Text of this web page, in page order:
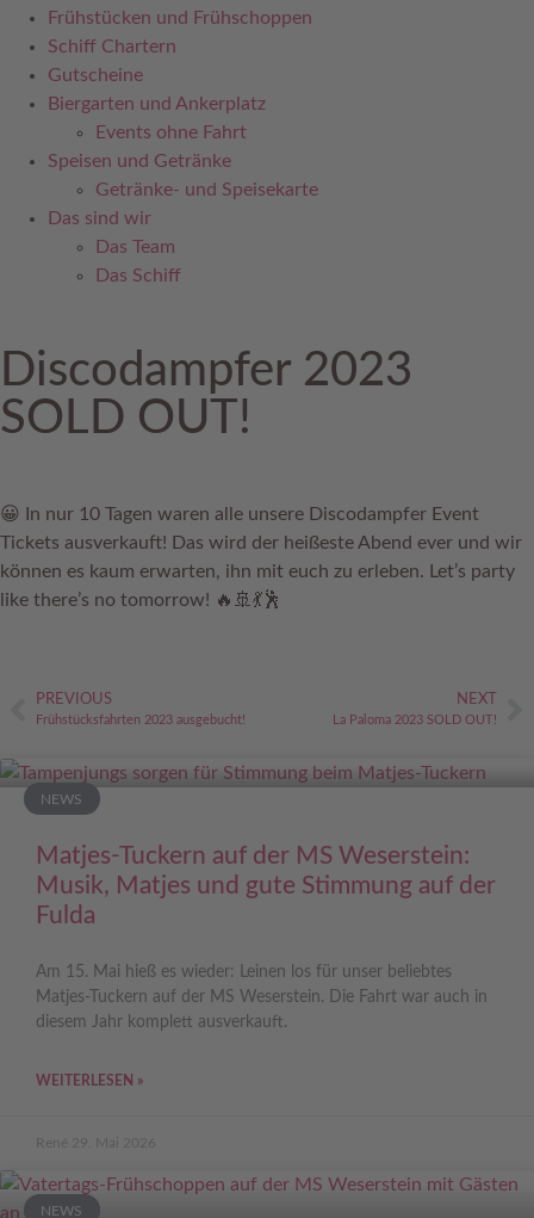
Frühstücken und Frühschoppen
Schiff Chartern
Gutscheine
Biergarten und Ankerplatz
Events ohne Fahrt
Speisen und Getränke
Getränke- und Speisekarte
Das sind wir
Das Team
Das Schiff
Discodampfer 2023
SOLD OUT!
😀 In nur 10 Tagen waren alle unsere Discodampfer Event
Tickets ausverkauft! Das wird der heißeste Abend ever und wir
können es kaum erwarten, ihn mit euch zu erleben. Let’s party
like there’s no tomorrow! 🔥🚢💃🕺
PREVIOUS
Frühstücksfahrten 2023 ausgebucht!
NEXT
La Paloma 2023 SOLD OUT!
NEWS
Matjes-Tuckern auf der MS Weserstein:
Musik, Matjes und gute Stimmung auf der
Fulda
Am 15. Mai hieß es wieder: Leinen los für unser beliebtes
Matjes-Tuckern auf der MS Weserstein. Die Fahrt war auch in
diesem Jahr komplett ausverkauft.
WEITERLESEN »
René 29. Mai 2026
NEWS